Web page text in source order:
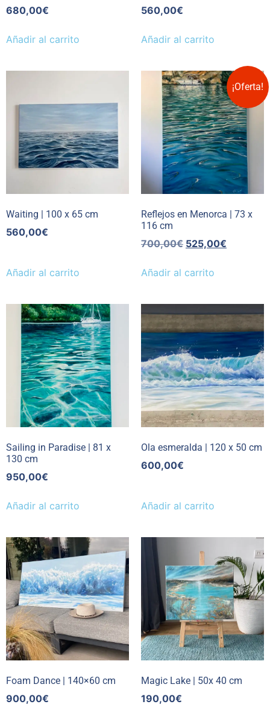
680,00€
Añadir al carrito
560,00€
Añadir al carrito
Waiting | 100 x 65 cm
560,00€
Añadir al carrito
¡Oferta!
Reflejos en Menorca | 73 x
116 cm
700,00€ 525,00€
Añadir al carrito
Sailing in Paradise | 81 x
130 cm
950,00€
Añadir al carrito
Ola esmeralda | 120 x 50 cm
600,00€
Añadir al carrito
Foam Dance | 140×60 cm
900,00€
Magic Lake | 50x 40 cm
190,00€